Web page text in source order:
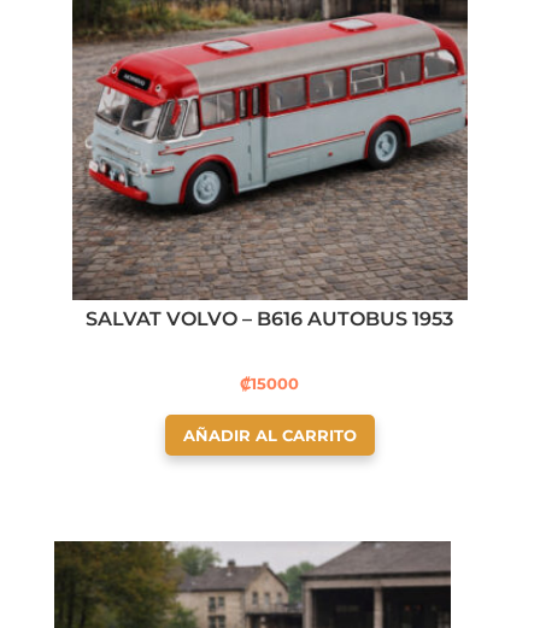
SALVAT VOLVO – B616 AUTOBUS 1953
₡15000
AÑADIR AL CARRITO